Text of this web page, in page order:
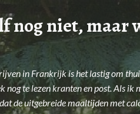
nog niet, maar
in Frankrijk is het lastig om
nog te lezen kranten en post. Als
de uitgebreide maaltijden met